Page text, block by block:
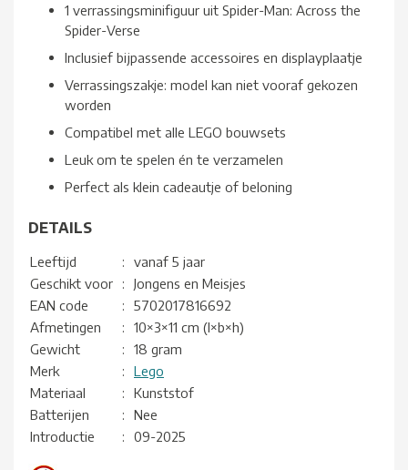
1 verrassingsminifiguur uit Spider-Man: Across the
Spider-Verse
Inclusief bijpassende accessoires en displayplaatje
Verrassingszakje: model kan niet vooraf gekozen
worden
Compatibel met alle LEGO bouwsets
Leuk om te spelen én te verzamelen
Perfect als klein cadeautje of beloning
DETAILS
Leeftijd :
vanaf 5 jaar
Geschikt voor
:
Jongens en Meisjes
EAN code
:
5702017816692
Afmetingen
:
10×3×11 cm (l×b×h)
Gewicht
:
18 gram
Merk
:
Lego
Materiaal
:
Kunststof
Batterijen
:
Nee
Introductie
: 09-2025